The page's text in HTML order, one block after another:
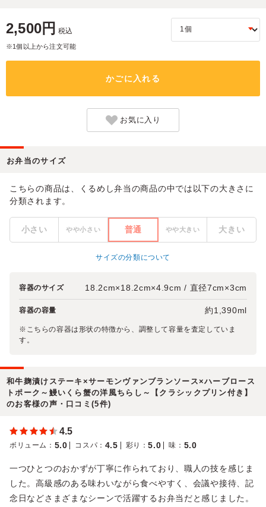
2,500円 税込
※1個以上から注文可能
かごに入れる
お気に入り
お弁当のサイズ
こちらの商品は、くるめし弁当の商品の中では以下の大きさに
分類されます。
小さい やや小さい 普通 やや大きい 大きい
サイズの分類について
容器のサイズ 18.2cm×18.2cm×4.9cm / 直径7cm×3cm
容器の容量 約1,390ml
※こちらの容器は形状の特徴から、調整して容量を査定していま
す。
和牛麹漬けステーキ×サーモンヴァンブランソース×ハーブロース
トポーク～鰻いくら蟹の洋風ちらし～【クラシックプリン付き】
のお客様の声・口コミ(5件)
4.5
ボリューム ： 5.0 コスパ ： 4.5 彩り ：5.0 味 ： 5.0
一つひとつのおかずが丁寧に作られており、職人の技を感じま
した。高級感のある味わいながら食べやすく、会議や接待、記
念日などさまざまなシーンで活躍するお弁当だと感じました。